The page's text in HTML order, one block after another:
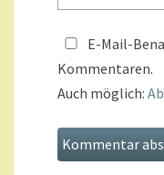
E-Mail-
Kommentaren.
Auch möglich: